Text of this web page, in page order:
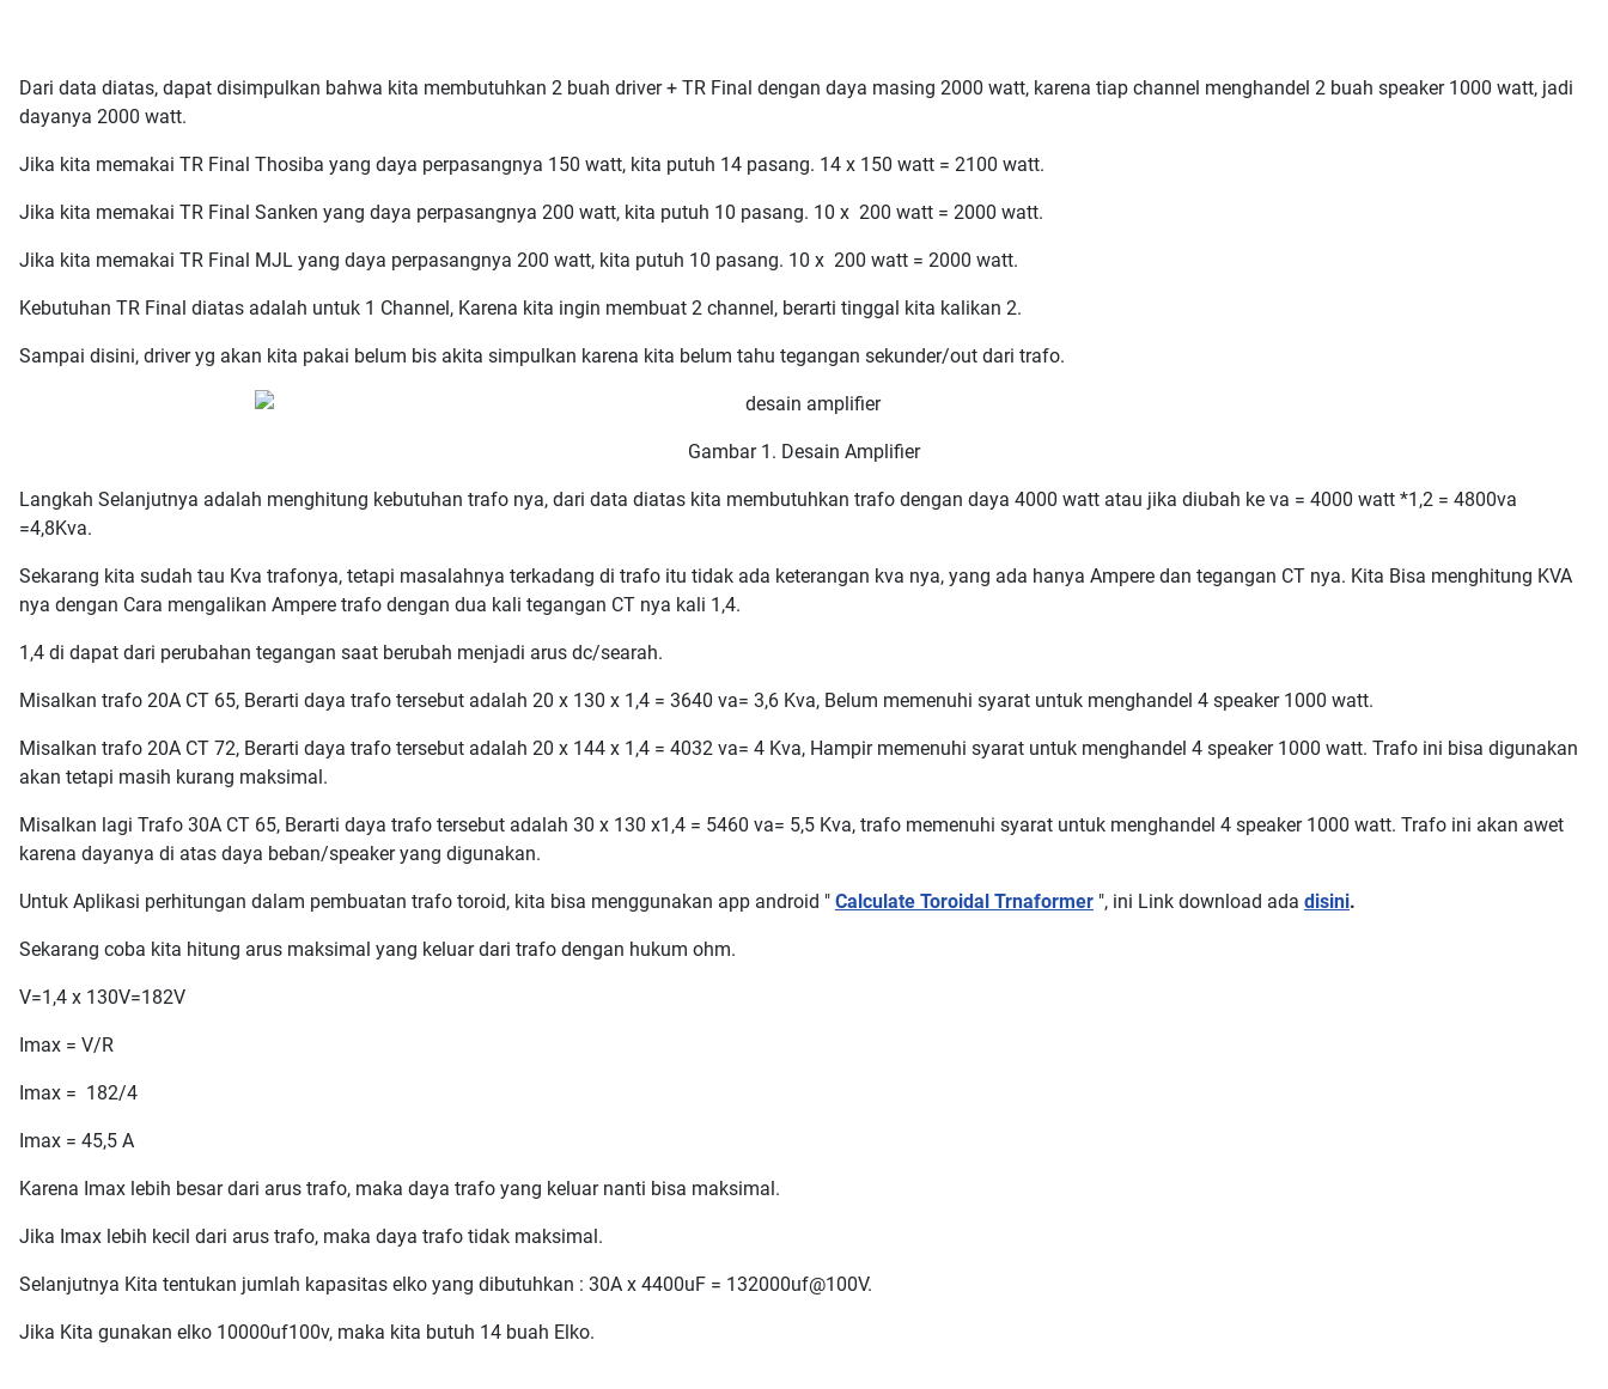
Dari data diatas, dapat disimpulkan bahwa kita membutuhkan 2 buah driver + TR Final dengan daya masing 2000 watt, karena tiap channel menghandel 2 buah speaker 1000 watt, jadi
dayanya 2000 watt.
Jika kita memakai TR Final Thosiba yang daya perpasangnya 150 watt, kita putuh 14 pasang. 14 x 150 watt = 2100 watt.
Jika kita memakai TR Final Sanken yang daya perpasangnya 200 watt, kita putuh 10 pasang. 10 x 200 watt = 2000 watt.
Jika kita memakai TR Final MJL yang daya perpasangnya 200 watt, kita putuh 10 pasang. 10 x 200 watt = 2000 watt.
Kebutuhan TR Final diatas adalah untuk 1 Channel, Karena kita ingin membuat 2 channel, berarti tinggal kita kalikan 2.
Sampai disini, driver yg akan kita pakai belum bis akita simpulkan karena kita belum tahu tegangan sekunder/out dari trafo.
Gambar 1. Desain Amplifier
Langkah Selanjutnya adalah menghitung kebutuhan trafo nya, dari data diatas kita membutuhkan trafo dengan daya 4000 watt atau jika diubah ke va = 4000 watt *1,2 = 4800va
=4,8Kva.
Sekarang kita sudah tau Kva trafonya, tetapi masalahnya terkadang di trafo itu tidak ada keterangan kva nya, yang ada hanya Ampere dan tegangan CT nya. Kita Bisa menghitung KVA
nya dengan Cara mengalikan Ampere trafo dengan dua kali tegangan CT nya kali 1,4.
1,4 di dapat dari perubahan tegangan saat berubah menjadi arus dc/searah.
Misalkan trafo 20A CT 65, Berarti daya trafo tersebut adalah 20 x 130 x 1,4 = 3640 va= 3,6 Kva, Belum memenuhi syarat untuk menghandel 4 speaker 1000 watt.
Misalkan trafo 20A CT 72, Berarti daya trafo tersebut adalah 20 x 144 x 1,4 = 4032 va= 4 Kva, Hampir memenuhi syarat untuk menghandel 4 speaker 1000 watt. Trafo ini bisa digunakan
akan tetapi masih kurang maksimal.
Misalkan lagi Trafo 30A CT 65, Berarti daya trafo tersebut adalah 30 x 130 x1,4 = 5460 va= 5,5 Kva, trafo memenuhi syarat untuk menghandel 4 speaker 1000 watt. Trafo ini akan awet
karena dayanya di atas daya beban/speaker yang digunakan.
Untuk Aplikasi perhitungan dalam pembuatan trafo toroid, kita bisa menggunakan app android " Calculate Toroidal Trnaformer ", ini Link download ada disini.
Sekarang coba kita hitung arus maksimal yang keluar dari trafo dengan hukum ohm.
V=1,4 x 130V=182V
Imax = V/R
Imax = 182/4
Imax = 45,5 A
Karena Imax lebih besar dari arus trafo, maka daya trafo yang keluar nanti bisa maksimal.
Jika Imax lebih kecil dari arus trafo, maka daya trafo tidak maksimal.
Selanjutnya Kita tentukan jumlah kapasitas elko yang dibutuhkan : 30A x 4400uF = 132000uf@100V.
Jika Kita gunakan elko 10000uf100v, maka kita butuh 14 buah Elko.